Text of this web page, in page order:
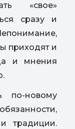
«свое»
сразу и
приходят и
и мнения
по-новому
традиции.